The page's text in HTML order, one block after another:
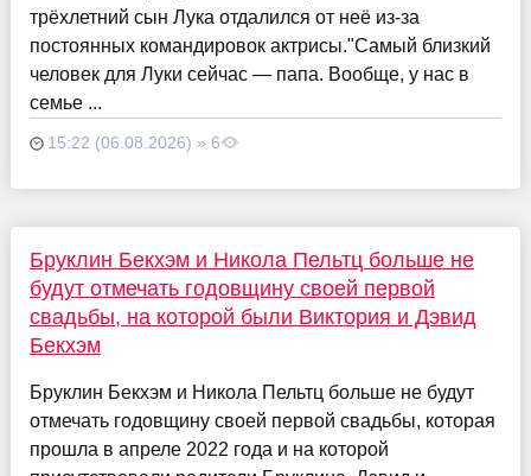
трёхлетний сын Лука отдалился от неё из-за
постоянных командировок актрисы."Самый близкий
человек для Луки сейчас — папа. Вообще, у нас в
семье ...
15:22 (06.08.2026) » 6
Бруклин Бекхэм и Никола Пельтц больше не
будут отмечать годовщину своей первой
свадьбы, на которой были Виктория и Дэвид
Бекхэм
Бруклин Бекхэм и Никола Пельтц больше не будут
отмечать годовщину своей первой свадьбы, которая
прошла в апреле 2022 года и на которой